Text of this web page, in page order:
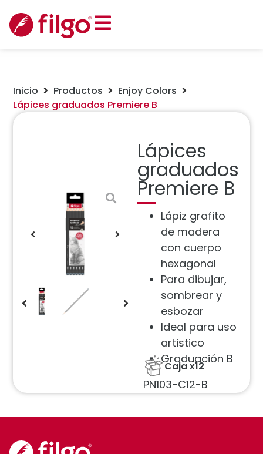
Inicio Productos
Enjoy Colors
Lápices graduados Premiere B
Lápices
graduados
Premiere B
Lápiz grafito
de madera
con cuerpo
hexagonal
Para dibujar,
sombrear y
esbozar
Ideal para uso
artistico
Graduación B
Caja x12
PN103-C12-B